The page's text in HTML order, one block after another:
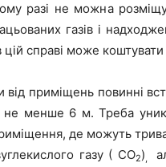
разі не можна
газів і
цій справі може
від приміщень повинні
не менше 6 м. Треба
де можуть
газу ( СО2),